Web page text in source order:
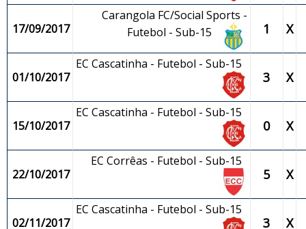
17/09/2017
Carangola FC/Social Sports -
Futebol - Sub-15
1 X
01/10/2017
EC Cascatinha - Futebol - Sub-15
3 X
15/10/2017
EC Cascatinha - Futebol - Sub-15
0 X
22/10/2017
EC Corrêas - Futebol - Sub-15
5 X
02/11/2017
EC Cascatinha - Futebol - Sub-15
3 X